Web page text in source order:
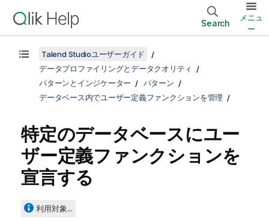
Search
メニュ
ー
Talend Studioユーザーガイド
データプロファイリングとデータクオリティ
パターンとインジケーター
パターン
データベース内でユーザー定義ファンクションを管理
特定のデータベースにユー
ザー定義ファンクションを
宣言する
利用対象...